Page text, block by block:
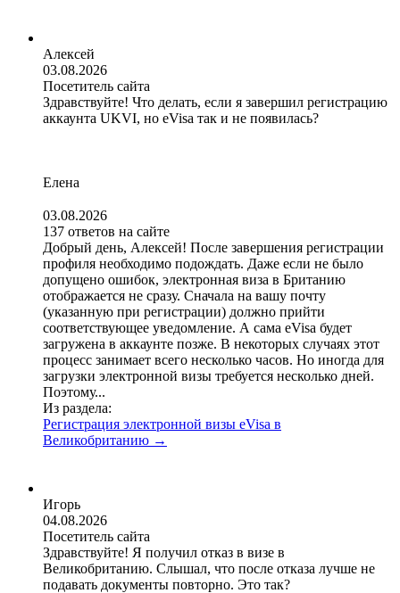
Алексей
03.08.2026
Посетитель сайта
Здравствуйте! Что делать, если я завершил регистрацию
аккаунта UKVI, но eVisa так и не появилась?
Елена
03.08.2026
137 ответов на сайте
Добрый день, Алексей! После завершения регистрации
профиля необходимо подождать. Даже если не было
допущено ошибок, электронная виза в Британию
отображается не сразу. Сначала на вашу почту
(указанную при регистрации) должно прийти
соответствующее уведомление. А сама eVisa будет
загружена в аккаунте позже. В некоторых случаях этот
процесс занимает всего несколько часов. Но иногда для
загрузки электронной визы требуется несколько дней.
Поэтому...
Из раздела:
Регистрация электронной визы eVisa в
Великобританию →
Игорь
04.08.2026
Посетитель сайта
Здравствуйте! Я получил отказ в визе в
Великобританию. Слышал, что после отказа лучше не
подавать документы повторно. Это так?